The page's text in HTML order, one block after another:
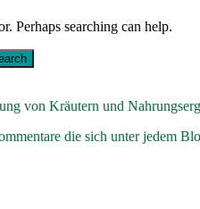
Perhaps searching can help.
von Kräutern und
die sich unter jedem